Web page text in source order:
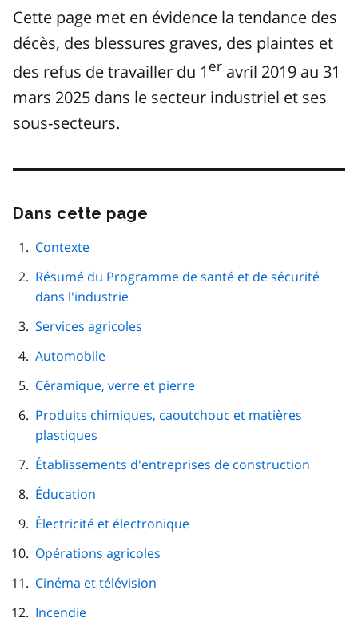
Cette page met en évidence la tendance des
décès, des blessures graves, des plaintes et
des refus de travailler du 1 er avril 2019 au 31
mars 2025 dans le secteur industriel et ses
sous-secteurs.
Dans cette page
page
Contexte
Résumé du Programme de santé et de sécurité
dans l'industrie
Services agricoles
Automobile
Céramique, verre et pierre
Produits chimiques, caoutchouc et matières
plastiques
Établissements d'entreprises de construction
Éducation
Électricité et électronique
Opérations agricoles
Cinéma et télévision
Incendie